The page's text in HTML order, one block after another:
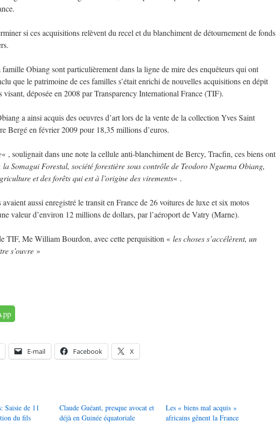
si ces acquisitions relèvent du recel et du blanchiment de détournement de fonds
famille Obiang sont particulièrement dans la ligne de mire des enquêteurs qui ont
que le patrimoine de ces familles s’était enrichi de nouvelles acquisitions en dépit
visant, déposée en 2008 par Transparency International France (TIF).
a ainsi acquis des oeuvres d’art lors de la vente de la collection Yves Saint
Bergé en février 2009 pour 18,35 millions d’euros.
« , soulignait dans une note la cellule anti-blanchiment de Bercy, Tracfin, ces biens ont
la Somagui Forestal, société forestière sous contrôle de Teodoro Nguema Obiang,
et des forêts qui est à l’origine des virements« .
avaient aussi enregistré le transit en France de 26 voitures de luxe et six motos
valeur d’environ 12 millions de dollars, par l’aéroport de Vatry (Marne).
TIF, Me William Bourdon, avec cette perquisition « les choses s’accélèrent, un
s’ouvre »
E-mail Facebook X
Saisie de 11
du fils
Claude Guéant, presque avocat et
déjà en Guinée équatoriale
Les « biens mal acquis »
africains gênent la France